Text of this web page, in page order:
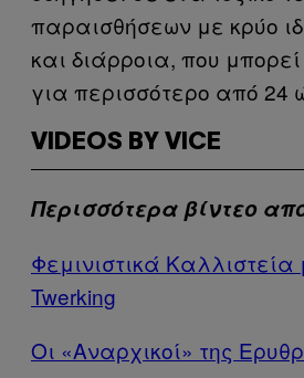
παραισθήσεων με κρύο
και διάρροια, που
για περισσότερο από 24
VIDEOS BY VICE
Περισσότερα βίντεο
Φεμινιστικά Καλλιστεία
Twerking
Οι «Αναρχικοί» της